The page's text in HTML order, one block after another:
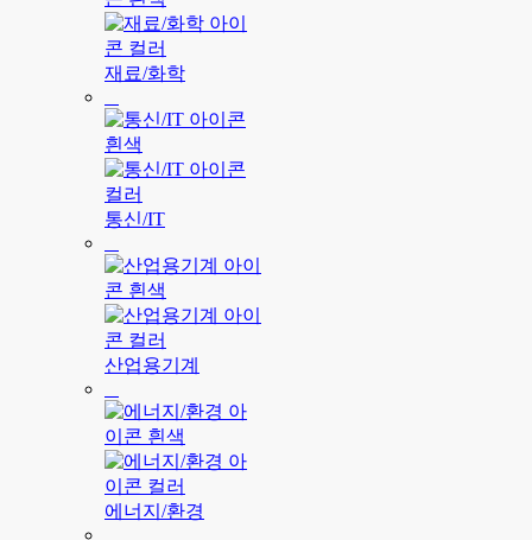
재료/화학
통신/IT
산업용기계
에너지/환경